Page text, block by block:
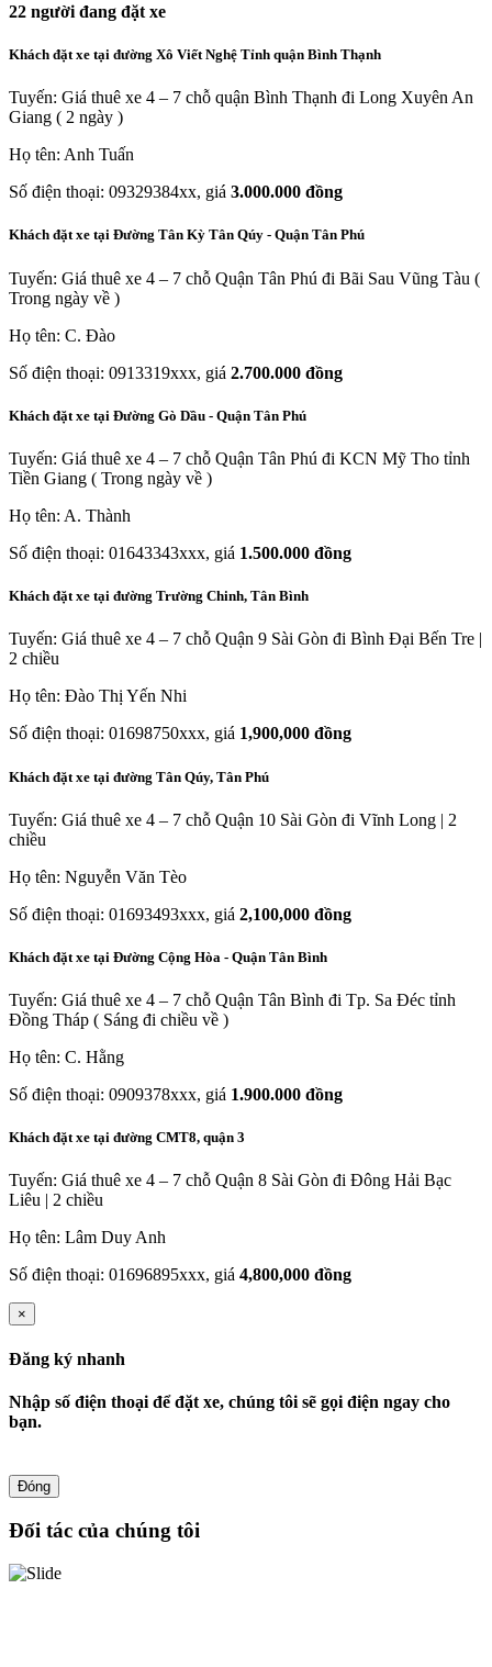
22 người đang đặt xe
Khách đặt xe tại đường Xô Viết Nghệ Tỉnh quận Bình Thạnh
Tuyến: Giá thuê xe 4 – 7 chỗ quận Bình Thạnh đi Long Xuyên An
Giang ( 2 ngày )
Họ tên: Anh Tuấn
Số điện thoại: 09329384xx, giá 3.000.000 đồng
Khách đặt xe tại Đường Tân Kỳ Tân Qúy - Quận Tân Phú
Tuyến: Giá thuê xe 4 – 7 chỗ Quận Tân Phú đi Bãi Sau Vũng Tàu (
Trong ngày về )
Họ tên: C. Đào
Số điện thoại: 0913319xxx, giá 2.700.000 đồng
Khách đặt xe tại Đường Gò Dầu - Quận Tân Phú
Tuyến: Giá thuê xe 4 – 7 chỗ Quận Tân Phú đi KCN Mỹ Tho tỉnh
Tiền Giang ( Trong ngày về )
Họ tên: A. Thành
Số điện thoại: 01643343xxx, giá 1.500.000 đồng
Khách đặt xe tại đường Trường Chinh, Tân Bình
Tuyến: Giá thuê xe 4 – 7 chỗ Quận 9 Sài Gòn đi Bình Đại Bến Tre |
2 chiều
Họ tên: Đào Thị Yến Nhi
Số điện thoại: 01698750xxx, giá 1,900,000 đồng
Khách đặt xe tại đường Tân Qúy, Tân Phú
Tuyến: Giá thuê xe 4 – 7 chỗ Quận 10 Sài Gòn đi Vĩnh Long | 2
chiều
Họ tên: Nguyễn Văn Tèo
Số điện thoại: 01693493xxx, giá 2,100,000 đồng
Khách đặt xe tại Đường Cộng Hòa - Quận Tân Bình
Tuyến: Giá thuê xe 4 – 7 chỗ Quận Tân Bình đi Tp. Sa Đéc tỉnh
Đồng Tháp ( Sáng đi chiều về )
Họ tên: C. Hằng
Số điện thoại: 0909378xxx, giá 1.900.000 đồng
Khách đặt xe tại đường CMT8, quận 3
Tuyến: Giá thuê xe 4 – 7 chỗ Quận 8 Sài Gòn đi Đông Hải Bạc
Liêu | 2 chiều
Họ tên: Lâm Duy Anh
Số điện thoại: 01696895xxx, giá 4,800,000 đồng
×
Đăng ký nhanh
Nhập số điện thoại để đặt xe, chúng tôi sẽ gọi điện ngay cho
bạn.
Đóng
Đối tác của chúng tôi